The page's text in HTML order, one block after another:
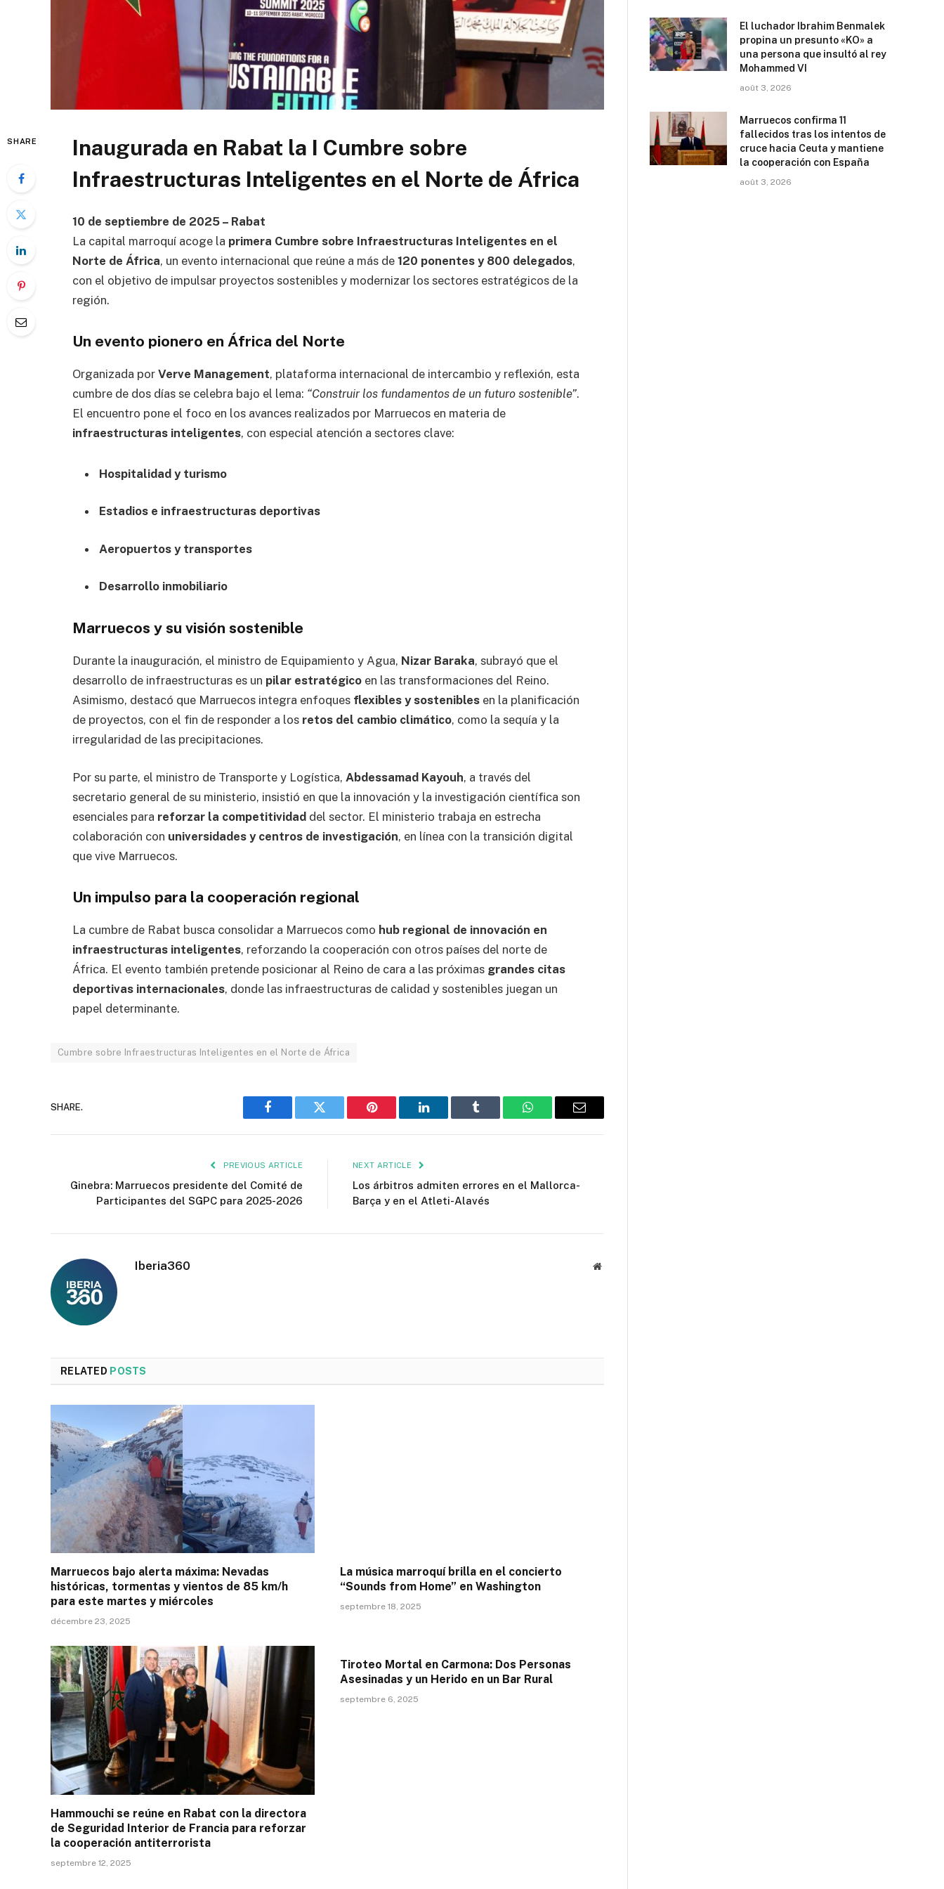
SHARE
Inaugurada en Rabat la I Cumbre sobre
Infraestructuras Inteligentes en el Norte de África
10 de septiembre de 2025 – Rabat
La capital marroquí acoge la primera Cumbre sobre Infraestructuras Inteligentes en el
Norte de África, un evento internacional que reúne a más de 120 ponentes y 800 delegados,
con el objetivo de impulsar proyectos sostenibles y modernizar los sectores estratégicos de la
región.
Un evento pionero en África del Norte
Organizada por Verve Management, plataforma internacional de intercambio y reflexión, esta
cumbre de dos días se celebra bajo el lema: “Construir los fundamentos de un futuro sostenible”.
El encuentro pone el foco en los avances realizados por Marruecos en materia de
infraestructuras inteligentes, con especial atención a sectores clave:
Hospitalidad y turismo
Estadios e infraestructuras deportivas
Aeropuertos y transportes
Desarrollo inmobiliario
Marruecos y su visión sostenible
Durante la inauguración, el ministro de Equipamiento y Agua, Nizar Baraka, subrayó que el
desarrollo de infraestructuras es un pilar estratégico en las transformaciones del Reino.
Asimismo, destacó que Marruecos integra enfoques flexibles y sostenibles en la planificación
de proyectos, con el fin de responder a los retos del cambio climático, como la sequía y la
irregularidad de las precipitaciones.
Por su parte, el ministro de Transporte y Logística, Abdessamad Kayouh, a través del
secretario general de su ministerio, insistió en que la innovación y la investigación científica son
esenciales para reforzar la competitividad del sector. El ministerio trabaja en estrecha
colaboración con universidades y centros de investigación, en línea con la transición digital
que vive Marruecos.
Un impulso para la cooperación regional
La cumbre de Rabat busca consolidar a Marruecos como hub regional de innovación en
infraestructuras inteligentes, reforzando la cooperación con otros países del norte de
África. El evento también pretende posicionar al Reino de cara a las próximas grandes citas
deportivas internacionales, donde las infraestructuras de calidad y sostenibles juegan un
papel determinante.
Cumbre sobre Infraestructuras Inteligentes en el Norte de África
SHARE.
Facebook Twitter Pinterest LinkedIn Tumblr WhatsAppEmail
PREVIOUS ARTICLE
Ginebra: Marruecos presidente del Comité de
Participantes del SGPC para 2025-2026
NEXT ARTICLE
Los árbitros admiten errores en el Mallorca-
Barça y en el Atleti-Alavés
Iberia360 Website
RELATED POSTS
Marruecos bajo alerta máxima: Nevadas
históricas, tormentas y vientos de 85 km/h
para este martes y miércoles
décembre 23, 2025
La música marroquí brilla en el concierto
“Sounds from Home” en Washington
septembre 18, 2025
Hammouchi se reúne en Rabat con la directora
de Seguridad Interior de Francia para reforzar
la cooperación antiterrorista
septembre 12, 2025
Tiroteo Mortal en Carmona: Dos Personas
Asesinadas y un Herido en un Bar Rural
septembre 6, 2025
El luchador Ibrahim Benmalek
propina un presunto «KO» a
una persona que insultó al rey
Mohammed VI
août 3, 2026
Marruecos confirma 11
fallecidos tras los intentos de
cruce hacia Ceuta y mantiene
la cooperación con España
août 3, 2026